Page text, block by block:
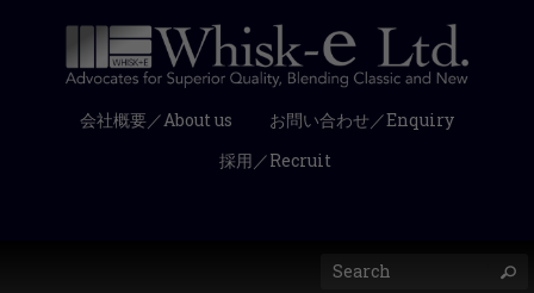
会社概要／About us
お問い合わせ／Enquiry
採用／Recruit